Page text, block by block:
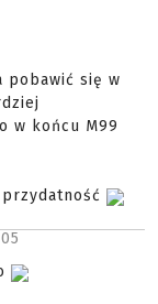
pobawić się w
w końcu M99